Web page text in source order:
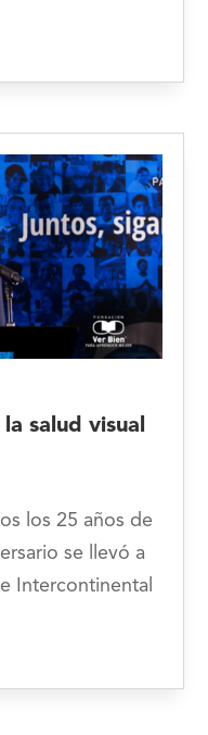
salud visual
los 25 años de
se llevó a
Intercontinental